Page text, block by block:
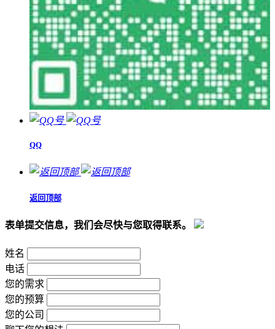
QQ
返回顶部
表单提交信息，我们会尽快与您取得联系。
姓名
电话
您的需求
您的预算
您的公司